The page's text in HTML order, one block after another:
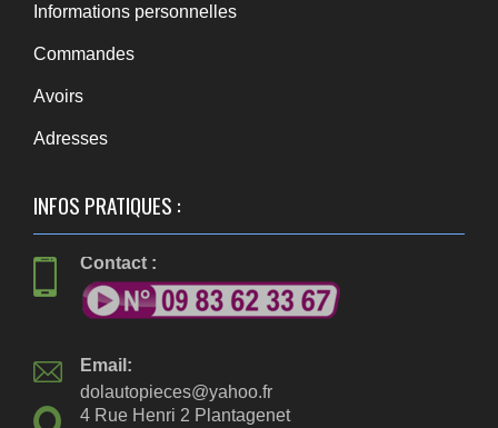
Informations personnelles
Commandes
Avoirs
Adresses
INFOS PRATIQUES :
Contact :
Email:
dolautopieces@yahoo.fr
4 Rue Henri 2 Plantagenet